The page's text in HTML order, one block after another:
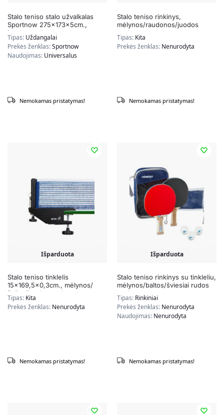
Stalo teniso stalo užvalkalas
Sportnow 275x173x5cm.,
juodos spalvos
Tipas: Uždangalai
Prekės ženklas:Sportnow
Naudojimas: Universalus
Nemokamas pristatymas!
Stalo teniso rinkinys,
mėlynos/raudonos/juodos
spalvos
Tipas: Kita
Prekės ženklas: Nenurodyta
Nemokamas pristatymas!
Išparduota
Stalo teniso tinklelis
15×169,5×0,3cm., mėlynos/
žalios/juodos spalvos
Tipas: Kita
Prekės ženklas: Nenurodyta
Nemokamas pristatymas!
Išparduota
Stalo teniso rinkinys su tinkleliu,
mėlynos/baltos/šviesiai rudos
spalvos
Tipas: Rinkiniai
Prekės ženklas: Nenurodyta
Naudojimas: Nenurodyta
Nemokamas pristatymas!